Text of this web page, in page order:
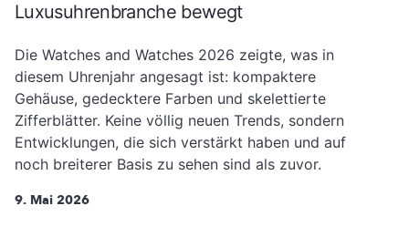
Luxusuhrenbranche bewegt
Die Watches and Watches 2026 zeigte, was in
diesem Uhrenjahr angesagt ist: kompaktere
Gehäuse, gedecktere Farben und skelettierte
Zifferblätter. Keine völlig neuen Trends, sondern
Entwicklungen, die sich verstärkt haben und auf
noch breiterer Basis zu sehen sind als zuvor.
9. Mai 2026